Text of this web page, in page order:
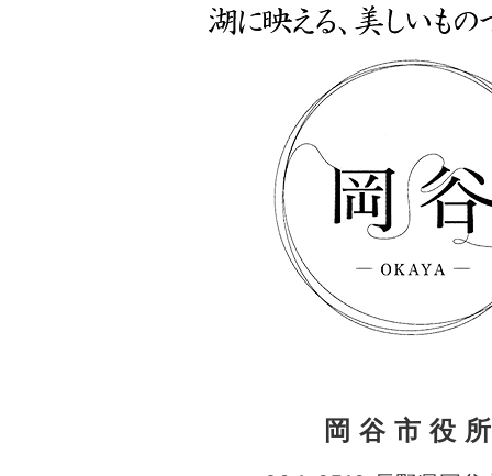
岡谷市役